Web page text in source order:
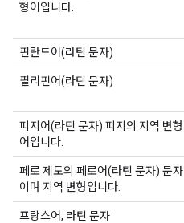
형어입니다.
핀란드어(라틴 문자)
필리핀어(라틴 문자)
피지어(라틴 문자) 피지의 지역 변형
어입니다.
페로 제도의 페로어(라틴 문자) 문자
이며 지역 변형입니다.
프랑스어, 라틴 문자